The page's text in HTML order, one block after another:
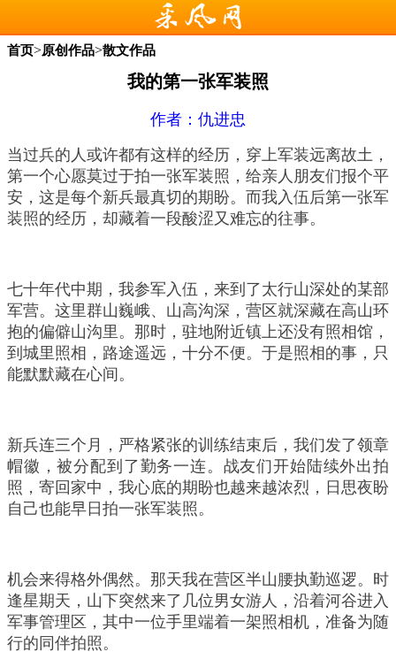
首页>原创作品>散文作品
我的第一张军装照
作者： 仇进忠
当过兵的人或许都有这样的经历，穿上军装远离故土，
第一个心愿莫过于拍一张军装照，给亲人朋友们报个平
安，这是每个新兵最真切的期盼。而我入伍后第一张军
装照的经历，却藏着一段酸涩又难忘的往事。
七十年代中期，我参军入伍，来到了太行山深处的某部
军营。这里群山巍峨、山高沟深，营区就深藏在高山环
抱的偏僻山沟里。那时，驻地附近镇上还没有照相馆，
到城里照相，路途遥远，十分不便。于是照相的事，只
能默默藏在心间。
新兵连三个月，严格紧张的训练结束后，我们发了领章
帽徽，被分配到了勤务一连。战友们开始陆续外出拍
照，寄回家中，我心底的期盼也越来越浓烈，日思夜盼
自己也能早日拍一张军装照。
机会来得格外偶然。那天我在营区半山腰执勤巡逻。时
逢星期天，山下突然来了几位男女游人，沿着河谷进入
军事管理区，其中一位手里端着一架照相机，准备为随
行的同伴拍照。